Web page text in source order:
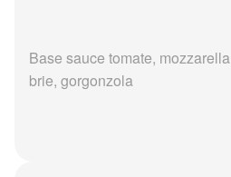
Base sauce tomate,
brie, gorgonzola